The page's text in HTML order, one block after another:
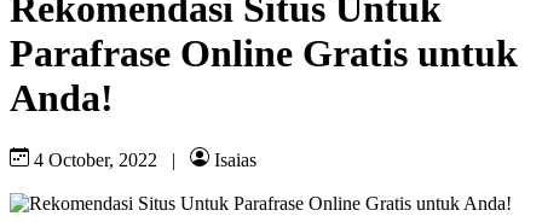
Rekomendasi Situs Untuk
Parafrase Online Gratis untuk
Anda!
4 October, 2022 | Isaias